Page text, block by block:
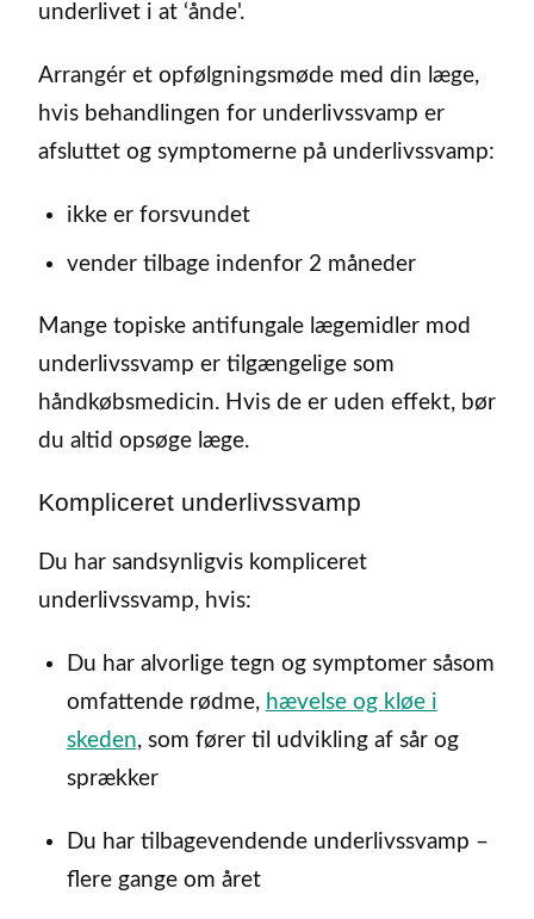
underlivet i at ‘ånde'.
Arrangér et opfølgningsmøde med din læge,
hvis behandlingen for underlivssvamp er
afsluttet og symptomerne på underlivssvamp:
ikke er forsvundet
vender tilbage indenfor 2 måneder
Mange topiske antifungale lægemidler mod
underlivssvamp er tilgængelige som
håndkøbsmedicin. Hvis de er uden effekt, bør
du altid opsøge læge.
Kompliceret underlivssvamp
Du har sandsynligvis kompliceret
underlivssvamp, hvis:
Du har alvorlige tegn og symptomer såsom
omfattende rødme, hævelse og kløe i
skeden, som fører til udvikling af sår og
sprækker
Du har tilbagevendende underlivssvamp –
flere gange om året